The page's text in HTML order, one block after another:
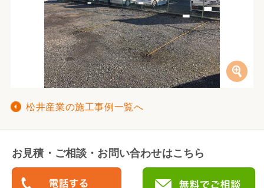
松井産業の施工事例一覧へ
お見積・ご相談・お問い合わせはこちら